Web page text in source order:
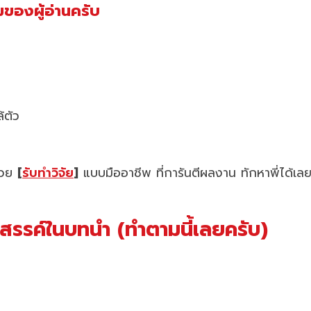
องผู้อ่านครับ
ตัว
ย [รับทำวิจัย] แบบมืออาชีพ ที่การันตีผลงาน ทักหาพี่ได้เล
รค์ในบทนำ (ทำตามนี้เลยครับ)